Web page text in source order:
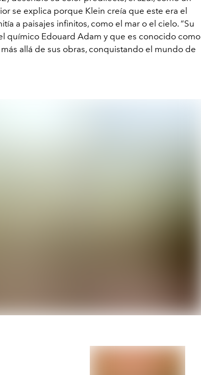
se explica porque Klein creía que este era el
a paisajes infinitos, como el mar o el cielo. “Su
químico Edouard Adam y que es conocido como
allá de sus obras, conquistando el mundo de